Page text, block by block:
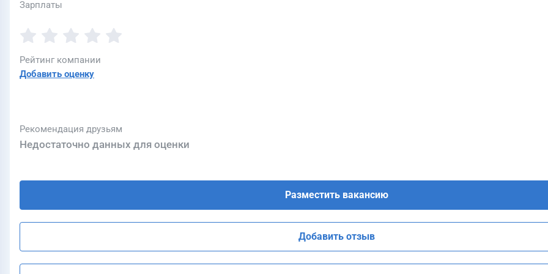
Зарплаты
Рейтинг компании
Добавить оценку
Рекомендация друзьям
Недостаточно данных для оценки
Разместить вакансию
Добавить отзыв